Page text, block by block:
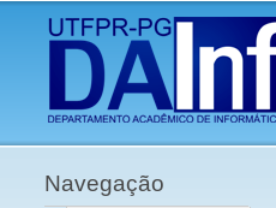
Main menu
Navegação